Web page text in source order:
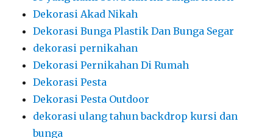
Dekorasi Akad Nikah
Dekorasi Bunga Plastik Dan Bunga Segar
dekorasi pernikahan
Dekorasi Pernikahan Di Rumah
Dekorasi Pesta
Dekorasi Pesta Outdoor
dekorasi ulang tahun backdrop kursi dan
bunga